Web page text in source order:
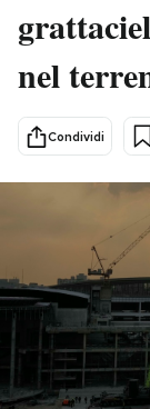
Politica
Tecnologia
Scienza
Cultura
Economia
PODCAST
nel
Condividi